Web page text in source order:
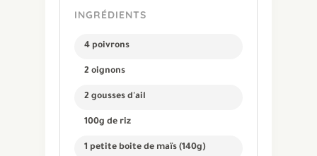
INGRÉDIENTS
4 poivrons
2 oignons
2 gousses d'ail
100g de riz
1 petite boite de maïs (140g)